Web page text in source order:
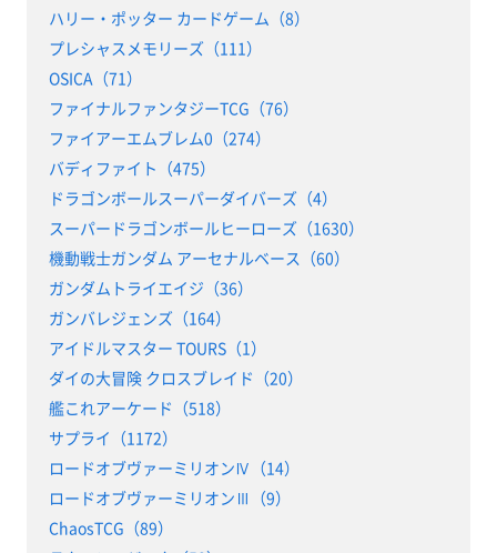
ハリー・ポッター カードゲーム（8）
プレシャスメモリーズ（111）
OSICA（71）
ファイナルファンタジーTCG（76）
ファイアーエムブレム0（274）
バディファイト（475）
ドラゴンボールスーパーダイバーズ（4）
スーパードラゴンボールヒーローズ（1630）
機動戦士ガンダム アーセナルベース（60）
ガンダムトライエイジ（36）
ガンバレジェンズ（164）
アイドルマスター TOURS（1）
ダイの大冒険 クロスブレイド（20）
艦これアーケード（518）
サプライ（1172）
ロードオブヴァーミリオンⅣ（14）
ロードオブヴァーミリオンⅢ（9）
ChaosTCG（89）